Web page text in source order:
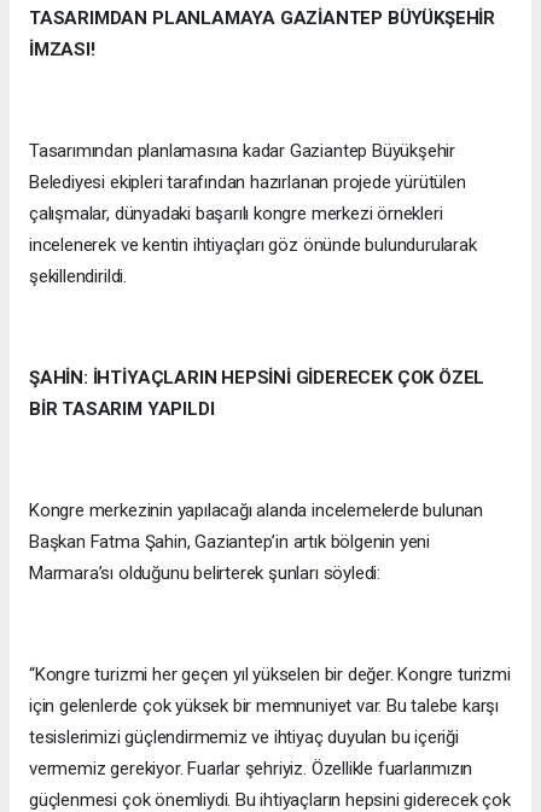
TASARIMDAN PLANLAMAYA GAZİANTEP BÜYÜKŞEHİR
İMZASI!
Tasarımından planlamasına kadar Gaziantep Büyükşehir
Belediyesi ekipleri tarafından hazırlanan projede yürütülen
çalışmalar, dünyadaki başarılı kongre merkezi örnekleri
incelenerek ve kentin ihtiyaçları göz önünde bulundurularak
şekillendirildi.
ŞAHİN: İHTİYAÇLARIN HEPSİNİ GİDERECEK ÇOK ÖZEL
BİR TASARIM YAPILDI
Kongre merkezinin yapılacağı alanda incelemelerde bulunan
Başkan Fatma Şahin, Gaziantep’in artık bölgenin yeni
Marmara’sı olduğunu belirterek şunları söyledi:
“Kongre turizmi her geçen yıl yükselen bir değer. Kongre turizmi
için gelenlerde çok yüksek bir memnuniyet var. Bu talebe karşı
tesislerimizi güçlendirmemiz ve ihtiyaç duyulan bu içeriği
vermemiz gerekiyor. Fuarlar şehriyiz. Özellikle fuarlarımızın
güçlenmesi çok önemliydi. Bu ihtiyaçların hepsini giderecek çok